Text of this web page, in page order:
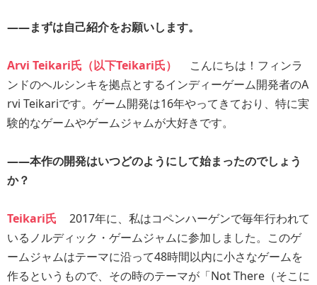
――まずは自己紹介をお願いします。
Arvi Teikari氏（以下Teikari氏）
こんにちは！フィンラ
ンドのヘルシンキを拠点とするインディーゲーム開発者のA
rvi Teikariです。ゲーム開発は16年やってきており、特に実
験的なゲームやゲームジャムが大好きです。
――本作の開発はいつどのようにして始まったのでしょう
か？
Teikari氏
2017年に、私はコペンハーゲンで毎年行われて
いるノルディック・ゲームジャムに参加しました。このゲ
ームジャムはテーマに沿って48時間以内に小さなゲームを
作るというもので、その時のテーマが「Not There（そこに